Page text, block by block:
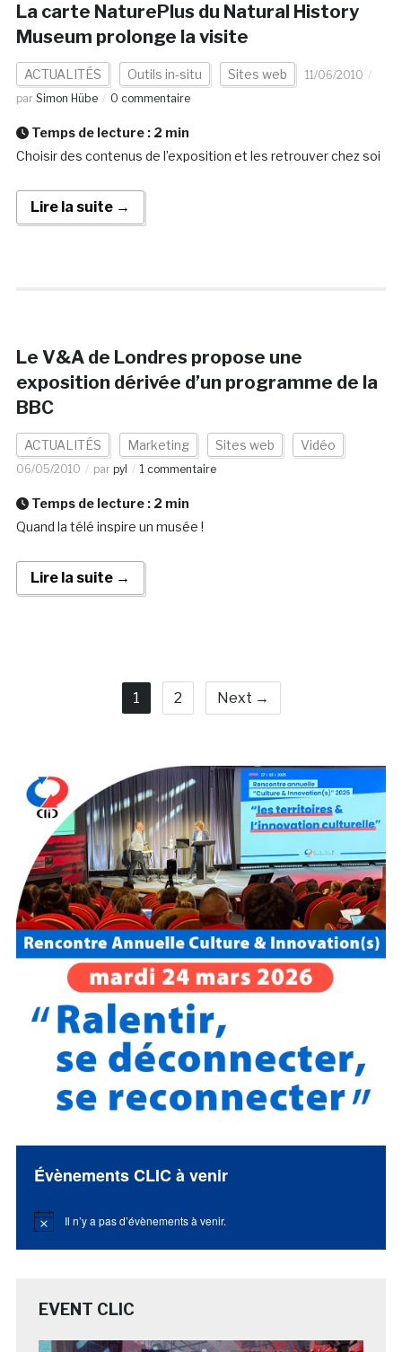
La carte NaturePlus du Natural History
Museum prolonge la visite
ACTUALITÉS Outils in-situ Sites web
11/06/2010
par Simon Hübe 0 commentaire
Temps de lecture : 2 min
Choisir des contenus de l’exposition et les retrouver chez soi
Lire la suite →
Le V&A de Londres propose une
exposition dérivée d’un programme de la
BBC
ACTUALITÉS Marketing Sites web Vidéo
06/05/2010 par pyl 1 commentaire
Temps de lecture : 2 min
Quand la télé inspire un musée !
Lire la suite →
1 2 Next →
Évènements CLIC à venir
Notice Il n’y a pas d’évènements à venir.
EVENT CLIC